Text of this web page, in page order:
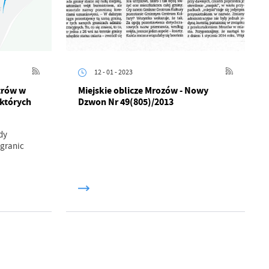
w
12 - 01 - 2023
Miejskie oblicze Mrozów - Nowy
Dzwon Nr 49(805)/2013